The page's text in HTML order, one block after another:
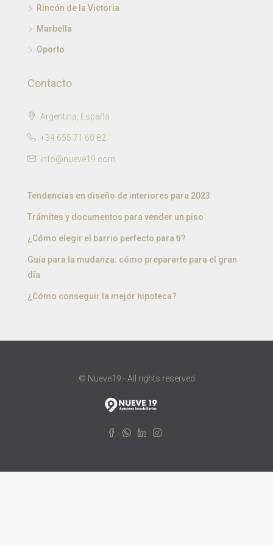
Rincón de la Victoria
Marbella
Oporto
Contacto
Argentina, España
+34 655 71 60 82
info@nueve19.com
Tendencias en diseño de interiores para 2023
Trámites y documentos para vender un piso
¿Cómo elegir el barrio perfecto para ti?
Guía para la mudanza: cómo prepararte para el gran
día
¿Cómo conseguir la mejor hipoteca?
© Nueve19 - All rights reserved